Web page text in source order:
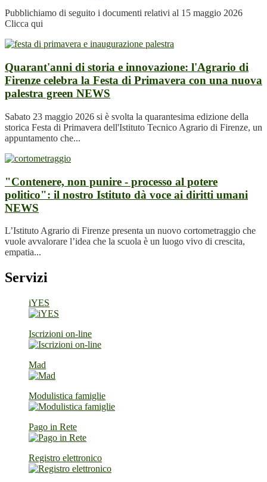
Pubblichiamo di seguito i documenti relativi al 15 maggio 2026
Clicca qui
Quarant'anni di storia e innovazione: l'Agrario di
Firenze celebra la Festa di Primavera con una nuova
palestra green NEWS
Sabato 23 maggio 2026 si è svolta la quarantesima edizione della
storica Festa di Primavera dell'Istituto Tecnico Agrario di Firenze, un
appuntamento che...
"Contenere, non punire - processo al potere
politico": il nostro Istituto dà voce ai diritti umani
NEWS
L’Istituto Agrario di Firenze presenta un nuovo cortometraggio che
vuole avvalorare l’idea che la scuola è un luogo vivo di crescita,
empatia...
Servizi
iYES
Iscrizioni on-line
Mad
Modulistica famiglie
Pago in Rete
Registro elettronico